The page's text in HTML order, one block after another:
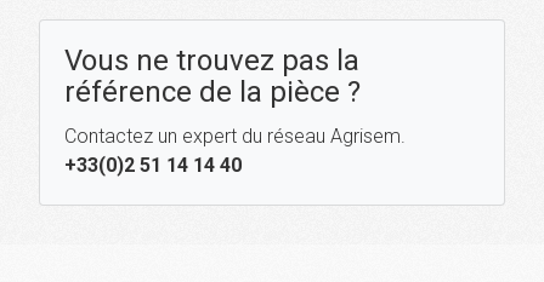
Vous ne trouvez pas la
référence de la pièce ?
Contactez un expert du réseau Agrisem.
+33(0)2 51 14 14 40